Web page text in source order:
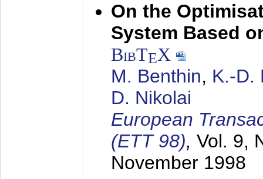
On the
System Based
BibTEX
M. Benthin, K.-D.
D. Nikolai
European
(ETT 98), Vol. 9,
November 1998